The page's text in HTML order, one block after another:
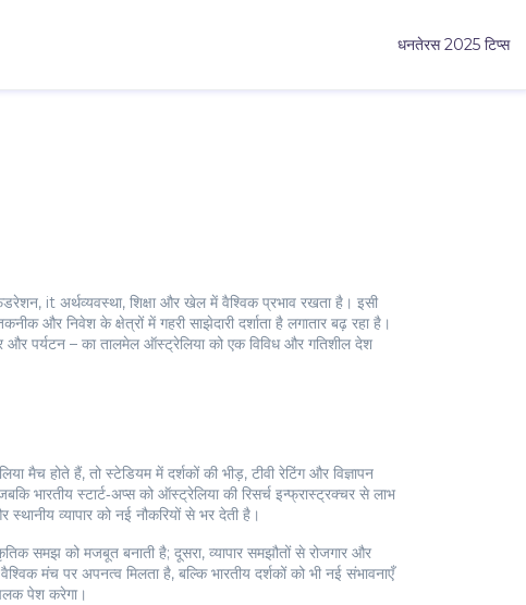
धनतेरस 2025 टिप्स
, it अर्थव्यवस्था, शिक्षा और खेल में वैश्विक प्रभाव रखता है । इसी
और निवेश के क्षेत्रों में गहरी साझेदारी दर्शाता है लगातार बढ़ रहा है।
पर्यटन – का तालमेल ऑस्ट्रेलिया को एक विविध और गतिशील देश
मैच होते हैं, तो स्टेडियम में दर्शकों की भीड़, टीवी रेटिंग और विज्ञापन
भारतीय स्टार्ट‑अप्स को ऑस्ट्रेलिया की रिसर्च इन्फ्रास्ट्रक्चर से लाभ
व्यापार को नई नौकरियों से भर देती है।
समझ को मजबूत बनाती है; दूसरा, व्यापार समझौतों से रोजगार और
मंच पर अपनत्व मिलता है, बल्कि भारतीय दर्शकों को भी नई संभावनाएँ
पेश करेगा।